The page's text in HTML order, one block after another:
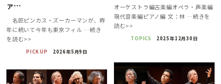
ァ…
名匠ピンカス・ズーカーマンが、昨
年に続いて今年も東京フィル …続き
を読む>>
PICK UP 2026年5月9日
オーケストラ編古楽編オペラ・声楽編
現代音楽編ピアノ編 文：林 …続きを
読む>>
TOPICS 2025年12月30日